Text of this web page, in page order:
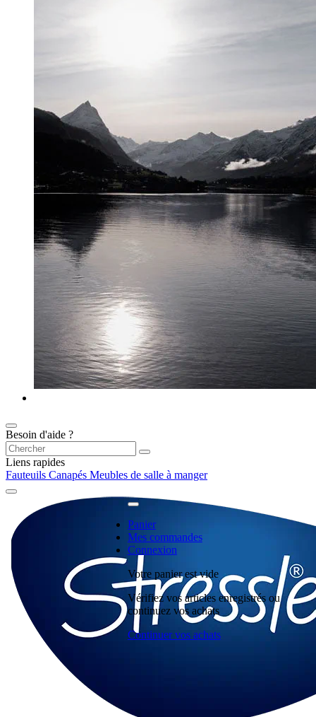
Besoin d'aide ?
Liens rapides
Fauteuils Canapés Meubles de salle à manger
Panier
Mes commandes
Connexion
Votre panier est vide
Vérifiez vos articles enregistrés ou
continuez vos achats
Continuer vos achats